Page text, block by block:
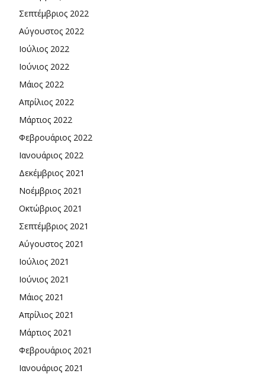
Σεπτέμβριος 2022
Αύγουστος 2022
Ιούλιος 2022
Ιούνιος 2022
Μάιος 2022
Απρίλιος 2022
Μάρτιος 2022
Φεβρουάριος 2022
Ιανουάριος 2022
Δεκέμβριος 2021
Νοέμβριος 2021
Οκτώβριος 2021
Σεπτέμβριος 2021
Αύγουστος 2021
Ιούλιος 2021
Ιούνιος 2021
Μάιος 2021
Απρίλιος 2021
Μάρτιος 2021
Φεβρουάριος 2021
Ιανουάριος 2021